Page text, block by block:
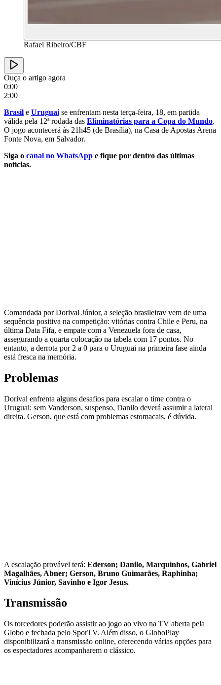
Rafael Ribeiro/CBF
Ouça o artigo agora
0:00
2:00
Brasil e Uruguai se enfrentam nesta terça-feira, 18, em partida
válida pela 12ª rodada das Eliminatórias para a Copa do Mundo.
O jogo acontecerá às 21h45 (de Brasília), na Casa de Apostas Arena
Fonte Nova, em Salvador.
Siga o canal no WhatsApp e fique por dentro das últimas
notícias.
Comandada por Dorival Júnior, a seleção brasileirav vem de uma
sequência positiva na competição: vitórias contra Chile e Peru, na
última Data Fifa, e empate com a Venezuela fora de casa,
assegurando a quarta colocação na tabela com 17 pontos. No
entanto, a derrota por 2 a 0 para o Uruguai na primeira fase ainda
está fresca na memória.
Problemas
Dorival enfrenta alguns desafios para escalar o time contra o
Uruguai: sem Vanderson, suspenso, Danilo deverá assumir a lateral
direita. Gerson, que está com problemas estomacais, é dúvida.
A escalação provável terá: Ederson; Danilo, Marquinhos, Gabriel
Magalhães, Abner; Gerson, Bruno Guimarães, Raphinha;
Vinícius Júnior, Savinho e Igor Jesus.
Transmissão
Os torcedores poderão assistir ao jogo ao vivo na TV aberta pela
Globo e fechada pelo SporTV. Além disso, o GloboPlay
disponibilizará a transmissão online, oferecendo várias opções para
os espectadores acompanharem o clássico.